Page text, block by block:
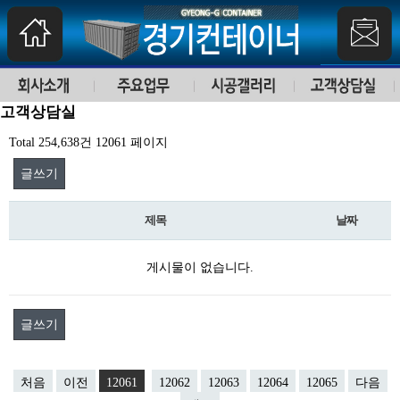
고객상담실
Total 254,638건 12061 페이지
글쓰기
제목 날짜
게시물이 없습니다.
글쓰기
처음 이전 12061 12062 12063 12064 12065
다음